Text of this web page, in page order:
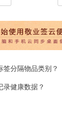
签分隔物品类别？
录健康数据？